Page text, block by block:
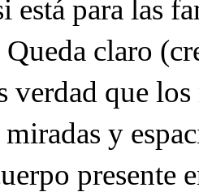
está para las
claro
verdad que
miradas y
presente